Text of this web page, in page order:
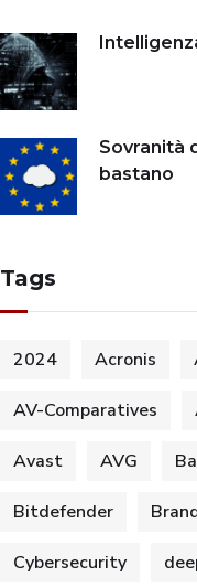
Sovranità
bastano
Tags
2024 Acronis
AV-Comparatives
Avast AVG
Bitdefender
Cybersecurity